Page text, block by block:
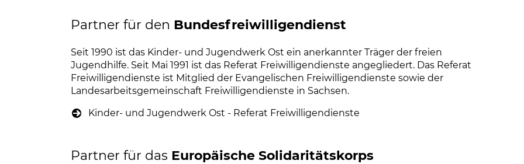
Partner für den Bundesfreiwilligendienst
Seit 1990 ist das Kinder- und Jugendwerk Ost ein anerkannter Träger der freien
Jugendhilfe. Seit Mai 1991 ist das Referat Freiwilligendienste angegliedert. Das Referat
Freiwilligendienste ist Mitglied der Evangelischen Freiwilligendienste sowie der
Landesarbeitsgemeinschaft Freiwilligendienste in Sachsen.
Kinder- und Jugendwerk Ost - Referat Freiwilligendienste
Partner für das Europäische Solidaritätskorps